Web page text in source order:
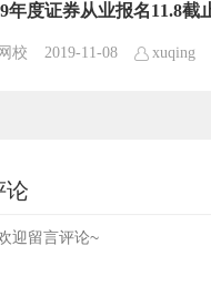
年度证券从业报名11.8截
校 2019-11-08 xuqing